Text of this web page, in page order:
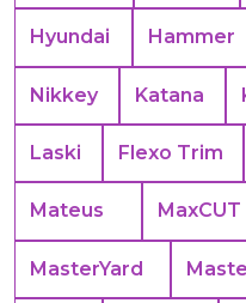
Hyundai Hammer
Nikkey Katana
Laski Flexo Trim
Mateus MaxCUT
MasterYard